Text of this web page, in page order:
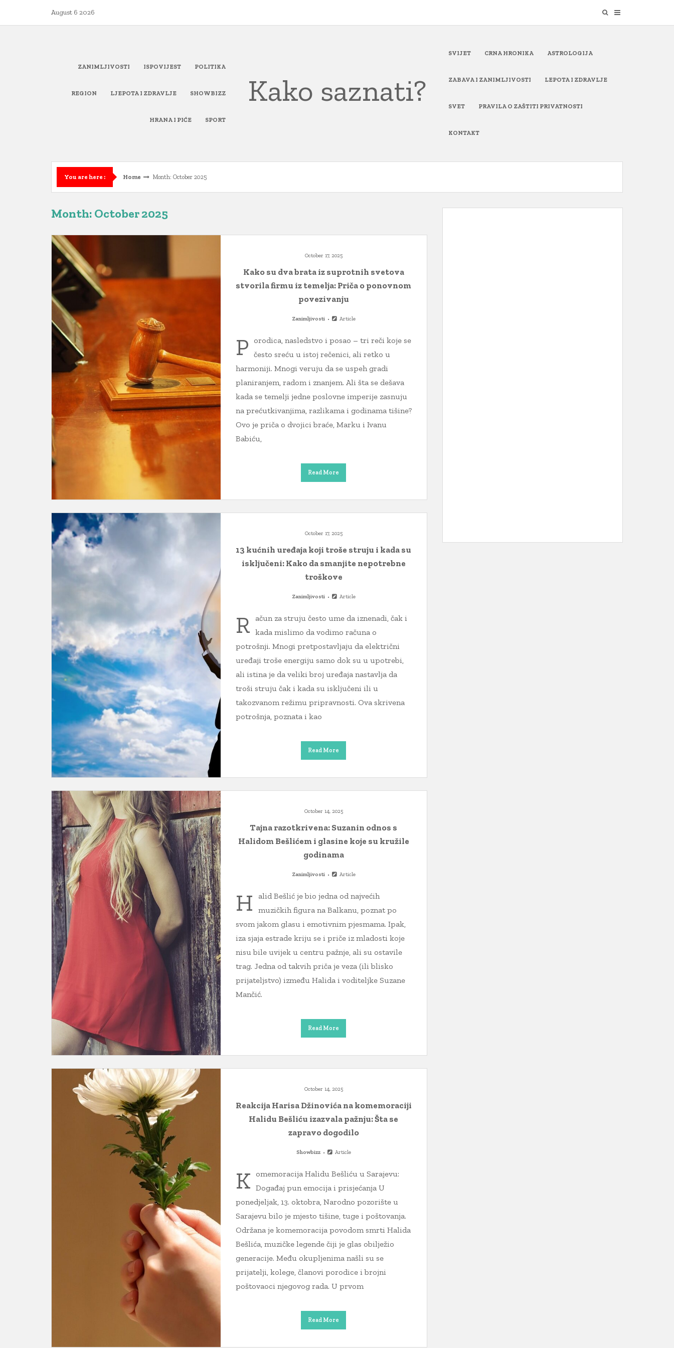
content
August 6 2026
ZANIMLJIVOSTI ISPOVIJEST POLITIKA
REGION LJEPOTA I ZDRAVLJE SHOWBIZZ
HRANA I PIĆE SPORT
Kako saznati?
SVIJET CRNA HRONIKA ASTROLOGIJA
ZABAVA I ZANIMLJIVOSTI LEPOTA I ZDRAVLJE
SVET PRAVILA O ZAŠTITI PRIVATNOSTI
KONTAKT
You are here : Home Month: October 2025
Month: October 2025
October 17, 2025
Kako su dva brata iz suprotnih svetova
stvorila firmu iz temelja: Priča o ponovnom
povezivanju
Zanimljivosti Article
P
orodica, nasledstvo i posao – tri reči koje se
često sreću u istoj rečenici, ali retko u
harmoniji. Mnogi veruju da se uspeh gradi
planiranjem, radom i znanjem. Ali šta se dešava
kada se temelji jedne poslovne imperije zasnuju
na prećutkivanjima, razlikama i godinama tišine?
Ovo je priča o dvojici braće, Marku i Ivanu
Babiću,
Read More
October 17, 2025
13 kućnih uređaja koji troše struju i kada su
isključeni: Kako da smanjite nepotrebne
troškove
Zanimljivosti Article
R
ačun za struju često ume da iznenadi, čak i
kada mislimo da vodimo računa o
potrošnji. Mnogi pretpostavljaju da električni
uređaji troše energiju samo dok su u upotrebi,
ali istina je da veliki broj uređaja nastavlja da
troši struju čak i kada su isključeni ili u
takozvanom režimu pripravnosti. Ova skrivena
potrošnja, poznata i kao
Read More
October 14, 2025
Tajna razotkrivena: Suzanin odnos s
Halidom Bešlićem i glasine koje su kružile
godinama
Zanimljivosti Article
H
alid Bešlić je bio jedna od najvećih
muzičkih figura na Balkanu, poznat po
svom jakom glasu i emotivnim pjesmama. Ipak,
iza sjaja estrade kriju se i priče iz mladosti koje
nisu bile uvijek u centru pažnje, ali su ostavile
trag. Jedna od takvih priča je veza (ili blisko
prijateljstvo) između Halida i voditeljke Suzane
Mančić.
Read More
October 14, 2025
Reakcija Harisa Džinovića na komemoraciji
Halidu Bešliću izazvala pažnju: Šta se
zapravo dogodilo
Showbizz Article
K
omemoracija Halidu Bešliću u Sarajevu:
Događaj pun emocija i prisjećanja U
ponedjeljak, 13. oktobra, Narodno pozorište u
Sarajevu bilo je mjesto tišine, tuge i poštovanja.
Održana je komemoracija povodom smrti Halida
Bešlića, muzičke legende čiji je glas obilježio
generacije. Među okupljenima našli su se
prijatelji, kolege, članovi porodice i brojni
poštovaoci njegovog rada. U prvom
Read More